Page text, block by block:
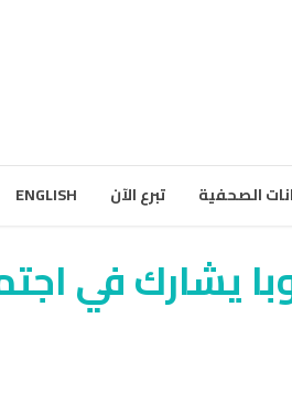
الصحفية تبرع الآن ENGLISH
يشارك في